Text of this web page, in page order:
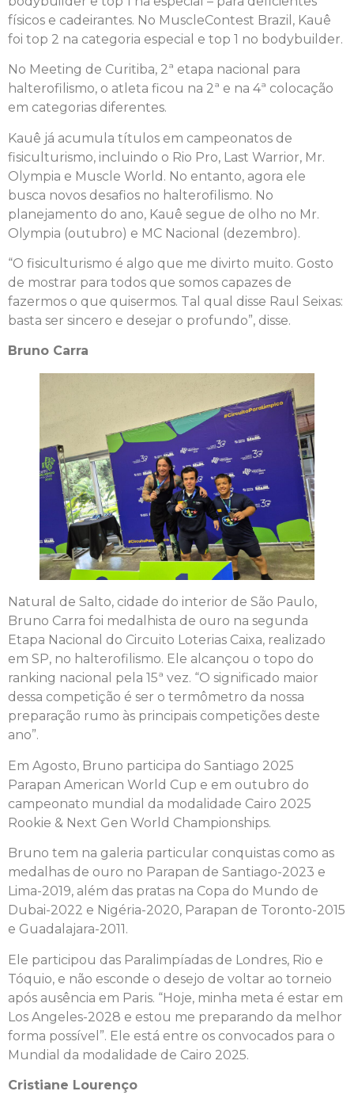
físicos e cadeirantes. No MuscleContest Brazil, Kauê
foi top 2 na categoria especial e top 1 no bodybuilder.
No Meeting de Curitiba, 2ª etapa nacional para
halterofilismo, o atleta ficou na 2ª e na 4ª colocação
em categorias diferentes.
Kauê já acumula títulos em campeonatos de
fisiculturismo, incluindo o Rio Pro, Last Warrior, Mr.
Olympia e Muscle World. No entanto, agora ele
busca novos desafios no halterofilismo. No
planejamento do ano, Kauê segue de olho no Mr.
Olympia (outubro) e MC Nacional (dezembro).
“O fisiculturismo é algo que me divirto muito. Gosto
de mostrar para todos que somos capazes de
fazermos o que quisermos. Tal qual disse Raul Seixas:
basta ser sincero e desejar o profundo”, disse.
Bruno Carra
Natural de Salto, cidade do interior de São Paulo,
Bruno Carra foi medalhista de ouro na segunda
Etapa Nacional do Circuito Loterias Caixa, realizado
em SP, no halterofilismo. Ele alcançou o topo do
ranking nacional pela 15ª vez. “O significado maior
dessa competição é ser o termômetro da nossa
preparação rumo às principais competições deste
ano”.
Em Agosto, Bruno participa do Santiago 2025
Parapan American World Cup e em outubro do
campeonato mundial da modalidade Cairo 2025
Rookie & Next Gen World Championships.
Bruno tem na galeria particular conquistas como as
medalhas de ouro no Parapan de Santiago-2023 e
Lima-2019, além das pratas na Copa do Mundo de
Dubai-2022 e Nigéria-2020, Parapan de Toronto-2015
e Guadalajara-2011.
Ele participou das Paralimpíadas de Londres, Rio e
Tóquio, e não esconde o desejo de voltar ao torneio
após ausência em Paris. “Hoje, minha meta é estar em
Los Angeles-2028 e estou me preparando da melhor
forma possível”. Ele está entre os convocados para o
Mundial da modalidade de Cairo 2025.
Cristiane Lourenço